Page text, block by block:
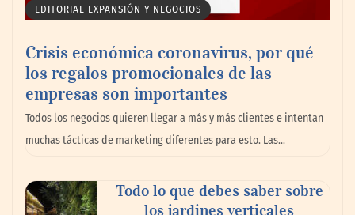
La omnicanalidad redefine la forma de
planear viajes en México
EDITORIAL EXPANSIÓN Y NEGOCIOS
Crisis económica coronavirus, por qué
los regalos promocionales de las
empresas son importantes
Todos los negocios quieren llegar a más y más clientes e intentan
muchas tácticas de marketing diferentes para esto. Las…
Todo lo que debes saber sobre
los jardines verticales